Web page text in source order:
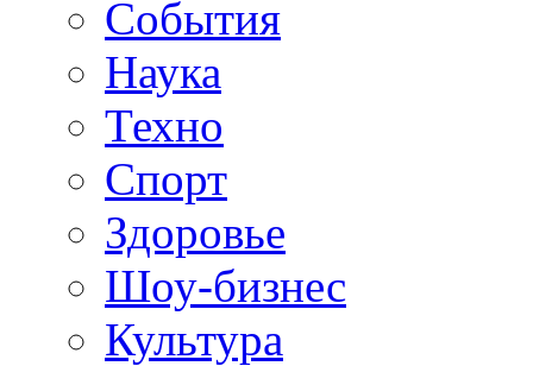
События
Наука
Техно
Спорт
Здоровье
Шоу-бизнес
Культура